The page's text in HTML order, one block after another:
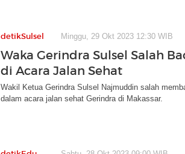
detikSulsel Minggu, 29 Okt 2023 12:30 WIB
Waka Gerindra Sulsel Salah
di Acara Jalan Sehat
Wakil Ketua Gerindra Sulsel Najmuddin salah
dalam acara jalan sehat Gerindra di Makassar.